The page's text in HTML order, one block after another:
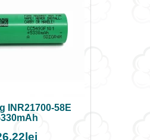
INR21700-58E